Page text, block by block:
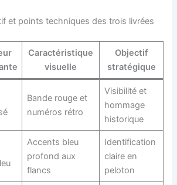
et points techniques des trois livrées
Caractéristique
visuelle
Objectif
stratégique
Bande rouge et
numéros rétro
Visibilité et
hommage
historique
Accents bleu
profond aux
flancs
Identification
claire en
peloton